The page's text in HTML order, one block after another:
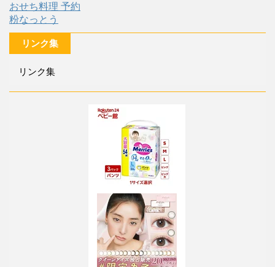
おせち料理 予約
粉なっとう
リンク集
リンク集